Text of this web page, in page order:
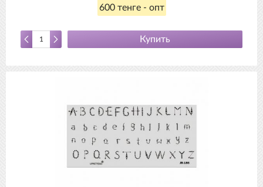
600 тенге - опт
Купить